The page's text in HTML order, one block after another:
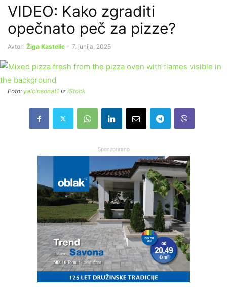
VIDEO: Kako zgraditi
opečnato peč za pizze?
Avtor: Žiga Kastelic - 7. junija, 2025
Foto: yalcinsonat1 iz iStock
Sponzorirano